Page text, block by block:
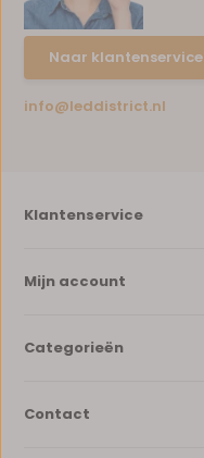
Naar klantenservice
info@leddistrict.nl
Klantenservice
Mijn account
Categorieën
Contact